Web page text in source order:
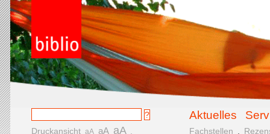
Aktuelles
Druckansicht aA aA aA Fachstellen